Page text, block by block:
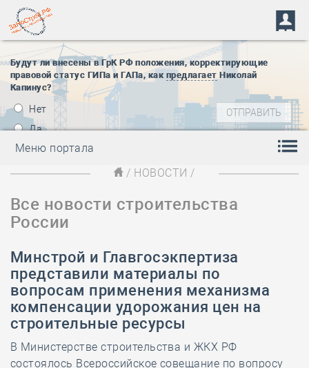
Будут ли внесены в ГрК РФ положения, корректирующие
правовой статус ГИПа и ГАПа, как предлагает Николай
Капинус?
Нет
Да
Меню портала
/ НОВОСТИ /
Все новости строительства
России
Минстрой и Главгосэкпертиза
представили материалы по
вопросам применения механизма
компенсации удорожания цен на
строительные ресурсы
В Министерстве строительства и ЖКХ РФ
состоялось Всероссийское совещание по вопросу